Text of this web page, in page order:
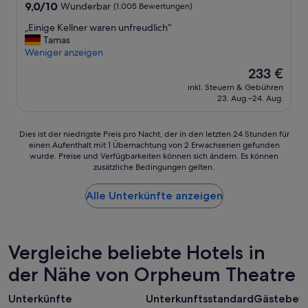
9.0
10,
Wunderbar,
(1.005
9,0/10 Wunderbar (1.005 Bewertungen)
„
E
i
l
n
u
n
r
„Einige Kellner waren unfreudlich“
Tamas
Weniger anzeigen
Der
Preis
beträgt
233 €
inkl. Steuern & Gebühren
23. Aug.–24. Aug.
Dies
der
den
letzten
24 Stunden
für
einen
Dies ist der niedrigste Preis pro Nacht, der in den letzten 24 Stunden für
einen Aufenthalt mit 1 Übernachtung von 2 Erwachsenen gefunden
wurde. Preise und Verfügbarkeiten können sich ändern. Es können
zusätzliche Bedingungen gelten.
Alle Unterkünfte anzeigen
Vergleiche beliebte Hotels in
der Nähe von Orpheum Theatre
Unterkünfte Unterkunftsstandard